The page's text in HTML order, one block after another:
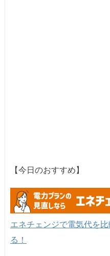
【今日のおすすめ】
エネチェンジで電気代を
る！